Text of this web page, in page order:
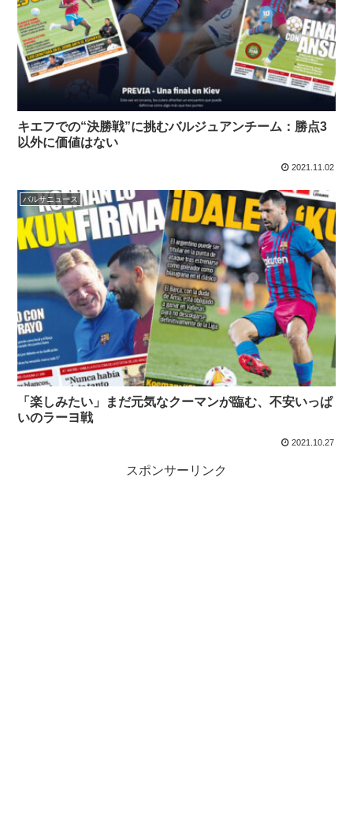
キエフでの“決勝戦”に挑むバルジュアンチーム：勝点3
以外に価値はない
2021.11.02
バルサニュース
「楽しみたい」まだ元気なクーマンが臨む、不安いっぱ
いのラーヨ戦
2021.10.27
スポンサーリンク